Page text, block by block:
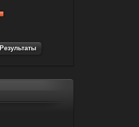
Результаты